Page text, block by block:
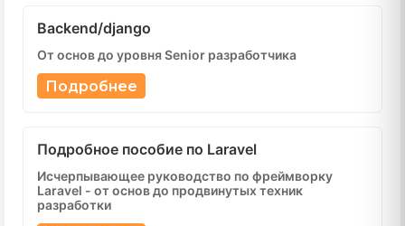
Backend/django
От основ до уровня Senior разработчика
Подробнее
Подробное пособие по Laravel
Исчерпывающее руководство по фреймворку
Laravel - от основ до продвинутых техник
разработки